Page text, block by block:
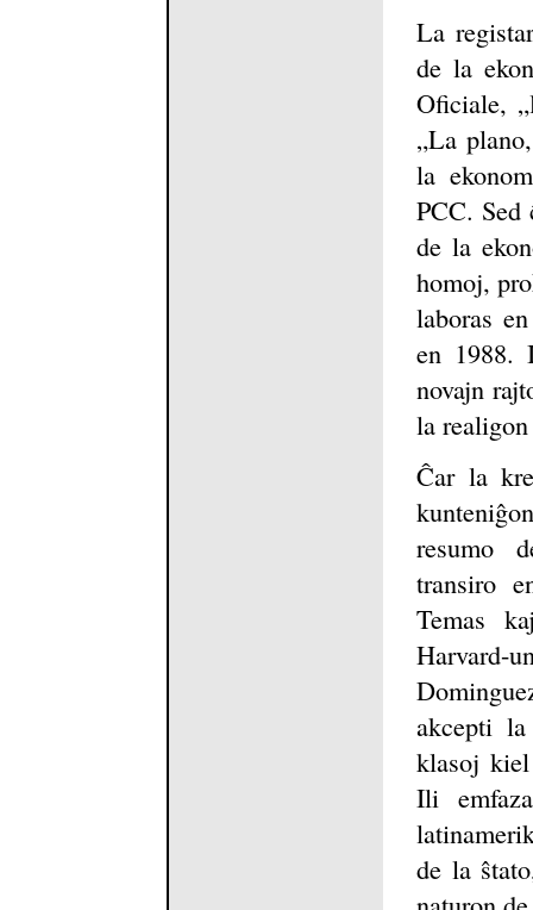
La
de la
Oficiale,
„La
la
PCC.
de la
homoj,
laboras
en 1988.
novajn
la
Ĉar la
resumo
transiro
Temas
Harvard-
akcepti
klasoj
Ili
de la